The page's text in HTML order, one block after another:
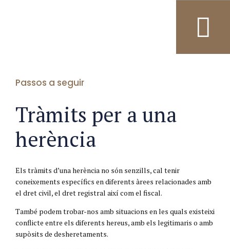
Passos a seguir
Tràmits per a una
herència
Els tràmits d’una herència no són senzills, cal tenir
coneixements específics en diferents àrees relacionades amb
el dret civil, el dret registral així com el fiscal.
També podem trobar-nos amb situacions en les quals existeixi
conflicte entre els diferents hereus, amb els legitimaris o amb
supòsits de desheretaments.